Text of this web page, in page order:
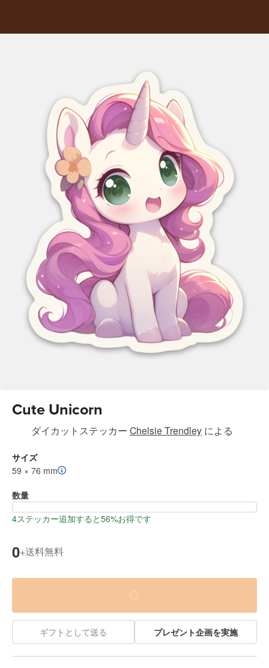
Cute Unicorn
ダイカットステッカー Chelsie Trendley による
サイズ
59 × 76 mm
数量
4ステッカー追加すると56%お得です
0+送料無料
ギフトとして送る プレゼント企画を実施